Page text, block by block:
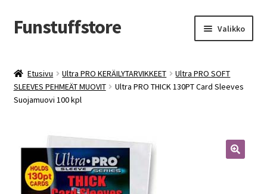
Siirry
navigointiin
Siirry
sisältöön
Funstuffstore Valikko
Etusivu Ultra PRO KERÄILYTARVIKKEET
Ultra PRO SOFT
SLEEVES PEHMEÄT MUOVIT
Ultra PRO THICK 130PT Card Sleeves
Suojamuovi 100 kpl